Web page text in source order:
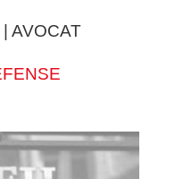
AVOCAT